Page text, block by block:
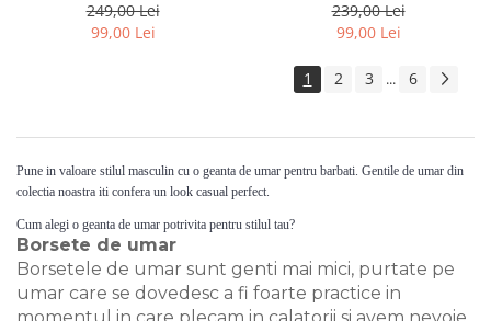
Peterson PTR-PTN-73215-6463
249,00 Lei
99,00 Lei
Rovicky PTR-R-ST7-01-7571-
BLACK
239,00 Lei
99,00 Lei
1 2 3 ... 6
Pune in valoare stilul masculin cu o geanta de umar pentru barbati. Gentile de umar din
colectia noastra iti confera un look casual perfect.
Cum alegi o geanta de umar potrivita pentru stilul tau?
Borsete de umar
Borsetele de umar sunt genti mai mici, purtate pe
umar care se dovedesc a fi foarte practice in